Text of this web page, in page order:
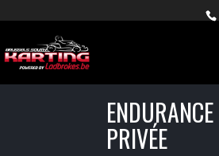
ENDURANCE
PRIVÉE